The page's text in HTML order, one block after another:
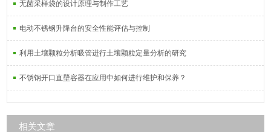
无菌采样袋的设计原理与制作工艺
电动不锈钢升降台的安全性能评估与控制
利用土壤颗粒分析吸管进行土壤颗粒定量分析的研究
不锈钢开口直壁容器在应用中如何进行维护和保养？
相关文章